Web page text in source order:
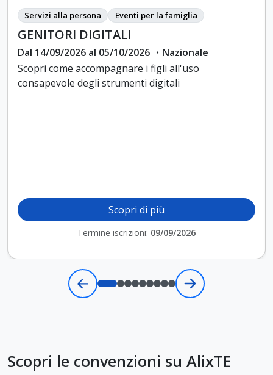
Servizi alla persona Eventi per la famiglia
GENITORI DIGITALI
Dal 14/09/2026 al 05/10/2026 ・Nazionale
Scopri come accompagnare i figli all'uso
consapevole degli strumenti digitali
Scopri di più
Termine iscrizioni: 09/09/2026
Scopri le convenzioni su AlixTE